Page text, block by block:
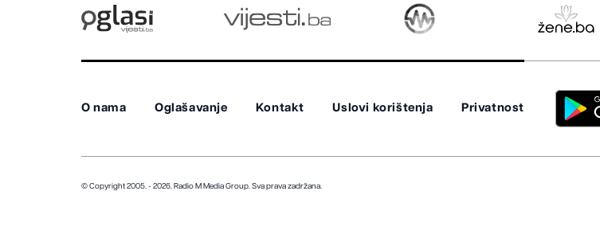
O nama Oglašavanje Kontakt Uslovi korištenja Privatnost
© Copyright 2005. - 2026. Radio M Media Group. Sva prava zadržana.